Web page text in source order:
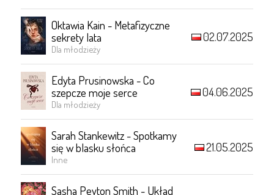
Oktawia Kain - Metafizyczne
sekrety lata
Dla młodzieży
02.07.2025
Edyta Prusinowska - Co
szepcze moje serce
Dla młodzieży
04.06.2025
Sarah Stankewitz - Spotkamy
się w blasku słońca
Inne
21.05.2025
Sasha Peyton Smith - Układ